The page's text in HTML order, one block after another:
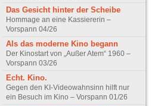
Das Gesicht hinter der Scheibe
Hommage an eine Kassiererin –
Vorspann 04/26
Als das moderne Kino begann
Der Kinostart von „Außer Atem“ 1960 –
Vorspann 03/26
Echt. Kino.
Gegen den KI-Videowahnsinn hilft nur
ein Besuch im Kino – Vorspann 01/26